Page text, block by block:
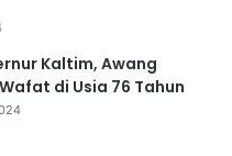
Kaltim, Awang
di Usia 76 Tahun